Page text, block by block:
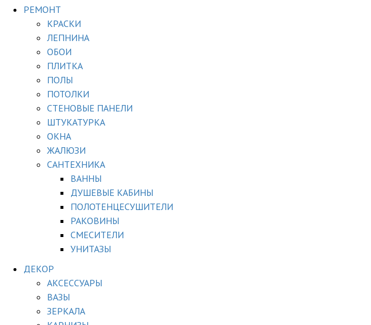
РЕМОНТ
КРАСКИ
ЛЕПНИНА
ОБОИ
ПЛИТКА
ПОЛЫ
ПОТОЛКИ
СТЕНОВЫЕ ПАНЕЛИ
ШТУКАТУРКА
ОКНА
ЖАЛЮЗИ
САНТЕХНИКА
ВАННЫ
ДУШЕВЫЕ КАБИНЫ
ПОЛОТЕНЦЕСУШИТЕЛИ
РАКОВИНЫ
СМЕСИТЕЛИ
УНИТАЗЫ
ДЕКОР
АКСЕССУАРЫ
ВАЗЫ
ЗЕРКАЛА